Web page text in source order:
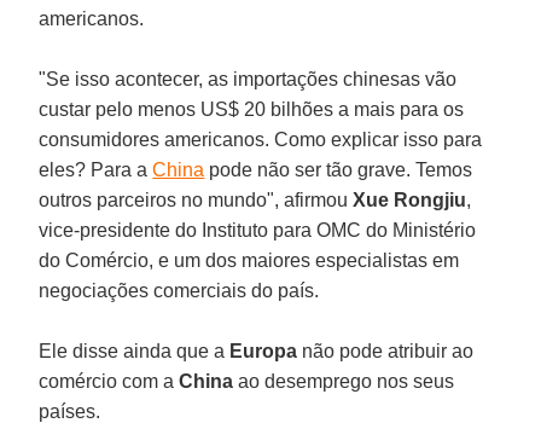
americanos.
"Se isso acontecer, as importações chinesas vão
custar pelo menos US$ 20 bilhões a mais para os
consumidores americanos. Como explicar isso para
eles? Para aChina pode não ser tão grave. Temos
outros parceiros no mundo", afirmouXue Rongjiu,
vice-presidente do Instituto para OMC do Ministério
do Comércio, e um dos maiores especialistas em
negociações comerciais do país.
Ele disse ainda que a Europa não pode atribuir ao
comércio com aChina ao desemprego nos seus
países.